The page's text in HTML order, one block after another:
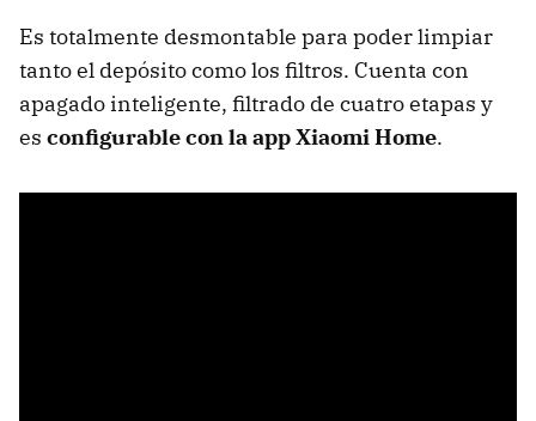
Es totalmente desmontable para poder limpiar
tanto el depósito como los filtros. Cuenta con
apagado inteligente, filtrado de cuatro etapas y
es configurable con la app Xiaomi Home.